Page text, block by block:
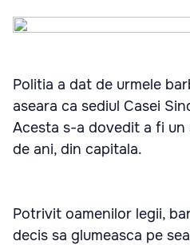
Politia a dat de urmele
aseara ca sediul Casei
Acesta s-a dovedit a fi un
de ani, din capitala.
Potrivit oamenilor legii,
decis sa glumeasca pe